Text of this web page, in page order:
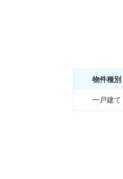
物件種別
一戸建て